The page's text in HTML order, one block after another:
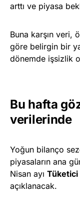
arttı ve piyasa
Buna karşın veri,
göre belirgin bir
dönemde işsizlik
Bu hafta
verilerinde
Yoğun bilanço
piyasaların ana
Nisan ayı Tüketici
açıklanacak.